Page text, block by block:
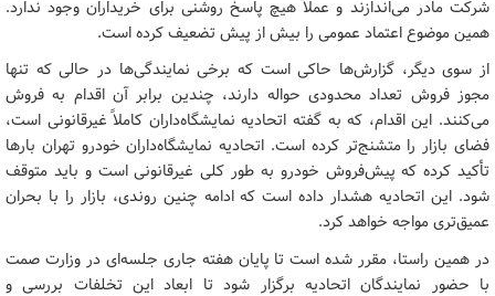
شرکت مادر می‌اندازند و عملاً هیچ پاسخ روشنی برای خریداران وجود ندارد.
همین موضوع اعتماد عمومی را بیش از پیش تضعیف کرده است.
از سوی دیگر، گزارش‌ها حاکی است که برخی نمایندگی‌ها در حالی که تنها
مجوز فروش تعداد محدودی حواله دارند، چندین برابر آن اقدام به فروش
می‌کنند. این اقدام، که به گفته اتحادیه نمایشگاه‌داران کاملاً غیرقانونی است،
فضای بازار را متشنج‌تر کرده است. اتحادیه نمایشگاه‌داران خودرو تهران بارها
تأکید کرده که پیش‌فروش خودرو به طور کلی غیرقانونی است و باید متوقف
شود. این اتحادیه هشدار داده است که ادامه چنین روندی، بازار را با بحران
عمیق‌تری مواجه خواهد کرد.
در همین راستا، مقرر شده است تا پایان هفته جاری جلسه‌ای در وزارت صمت
با حضور نمایندگان اتحادیه برگزار شود تا ابعاد این تخلفات بررسی و